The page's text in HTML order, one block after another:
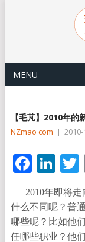
MENU
【毛芃】2010年的
NZmao com |
2010年即将
什么不同呢？普
哪些呢？比如他
任哪些职业？他